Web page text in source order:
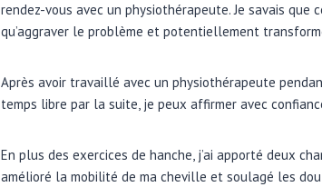
rendez-vous avec un physiothérapeute. Je savais
qu’aggraver le problème et potentiellement
Après avoir travaillé avec un physiothérapeute
temps libre par la suite, je peux affirmer avec
En plus des exercices de hanche, j’ai apporté deux
amélioré la mobilité de ma cheville et soulagé les